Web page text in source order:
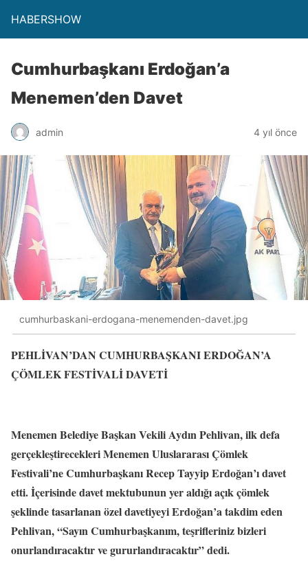
HABERSHOW
Cumhurbaşkanı Erdoğan’a
Menemen’den Davet
admin 4 yıl önce
cumhurbaskani-erdogana-menemenden-davet.jpg
PEHLİVAN’DAN CUMHURBAŞKANI ERDOĞAN’A
ÇÖMLEK FESTİVALİ DAVETİ
Menemen Belediye Başkan Vekili Aydın Pehlivan, ilk defa
gerçekleştirecekleri Menemen Uluslararası Çömlek
Festivali’ne Cumhurbaşkanı Recep Tayyip Erdoğan’ı davet
etti. İçerisinde davet mektubunun yer aldığı açık çömlek
şeklinde tasarlanan özel davetiyeyi Erdoğan’a takdim eden
Pehlivan, “Sayın Cumhurbaşkanım, teşrifleriniz bizleri
onurlandıracaktır ve gururlandıracaktır” dedi.